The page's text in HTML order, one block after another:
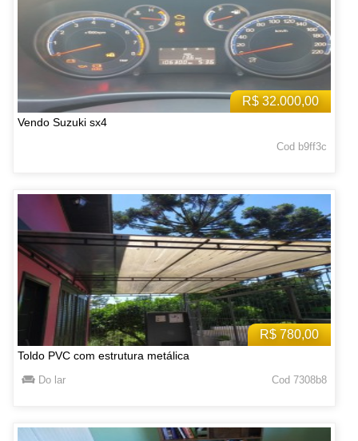
R$ 32.000,00
Vendo Suzuki sx4
Cod b9ff3c
R$ 780,00
Toldo PVC com estrutura metálica
Do lar Cod 7308b8